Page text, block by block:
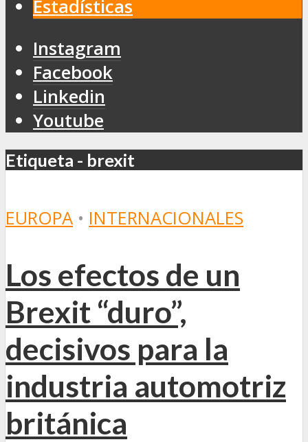
Estadísticas
Instagram
Facebook
Linkedin
Youtube
Etiqueta - brexit
EUROPA • INTERNACIONALES
Los efectos de un
Brexit “duro”,
decisivos para la
industria automotriz
británica